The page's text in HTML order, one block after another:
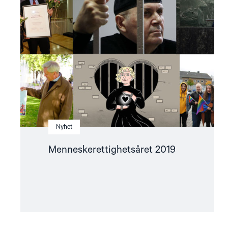
Nyhet
Menneskerettighetsåret 2019
2019"